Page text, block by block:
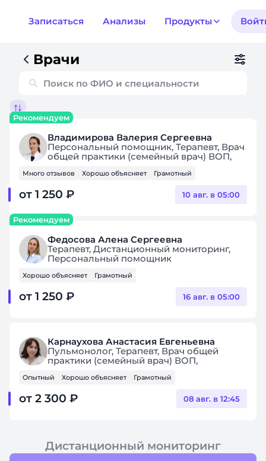
Записаться Анализы Продукты
Врачи
Рекомендуем
Владимирова Валерия Сергеевна
Персональный помощник, Терапевт, Врач
общей практики (семейный врач) ВОП,
Много отзывов Хорошо объясняет Грамотный
от 1 250 ₽ 10 авг. в 05:00
Рекомендуем
Федосова Алена Сергеевна
Терапевт, Дистанционный мониторинг,
Персональный помощник
Хорошо объясняет Грамотный
от 1 250 ₽ 16 авг. в 05:00
Карнаухова Анастасия Евгеньевна
Пульмонолог, Терапевт, Врач общей
практики (семейный врач) ВОП,
Дистанционный мониторинг
Опытный Хорошо объясняет Грамотный
от 2 300 ₽ 08 авг. в 12:45
Дистанционный мониторинг